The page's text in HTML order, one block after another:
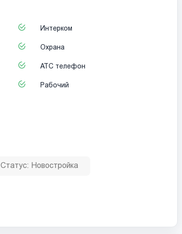
Интерком
Охрана
АТС телефон
Рабочий
Статус: Новостройка